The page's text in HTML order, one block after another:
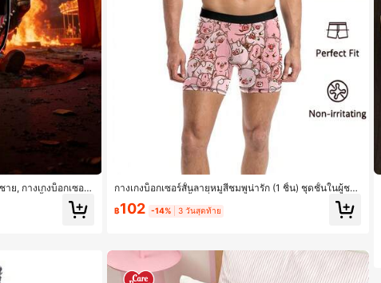
ย, กางเกงบ็อกเซอร์
งเกงขาสั้นผู้ชายพิมพ์
ากาศและดูดซับควา
และสนุกสนานเหมาะ
กางเกงบ็อกเซอร์สั้นลายหมูสีชมพูน่ารัก (1 ชิ้น) ชุดชั้นในผู้ชา
ยลายการ์ตูนสัตว์เลี้ยงญี่ปุ่น ของขวัญสะสมศิลปะ ชุดลำลองผู้
ชาย
฿102 -14% 3 วันสุดท้าย